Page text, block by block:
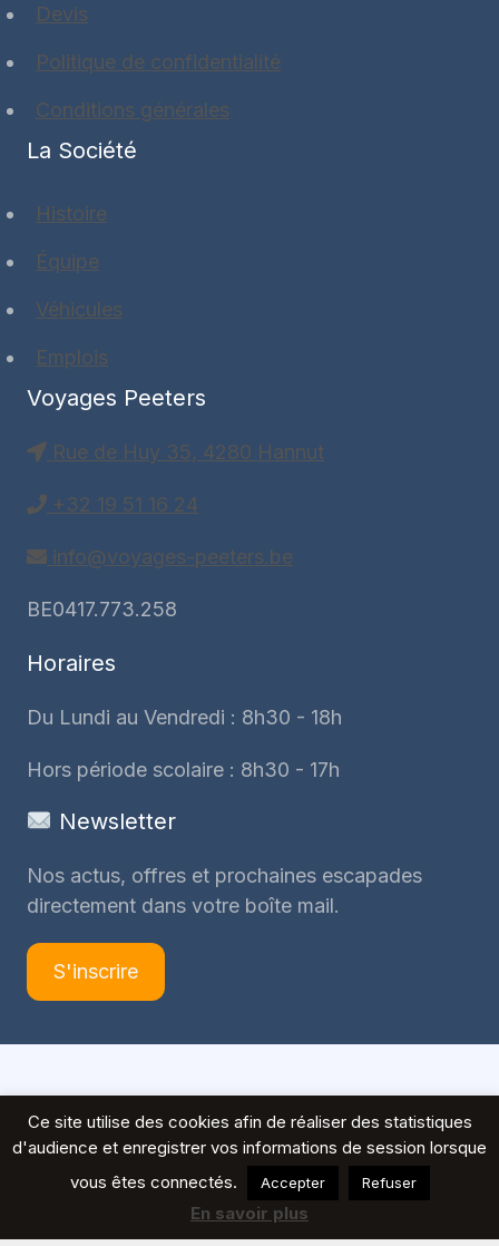
Devis
Politique de confidentialité
Conditions générales
La Société
Histoire
Équipe
Véhicules
Emplois
Voyages Peeters
Rue de Huy 35, 4280 Hannut
+32 19 51 16 24
info@voyages-peeters.be
BE0417.773.258
Horaires
Du Lundi au Vendredi : 8h30 - 18h
Hors période scolaire : 8h30 - 17h
Newsletter
Nos actus, offres et prochaines escapades
directement dans votre boîte mail.
S'inscrire
Ce site utilise des cookies afin de réaliser des statistiques
d'audience et enregistrer vos informations de session lorsque
vous êtes connectés.
Accepter Refuser
En savoir plus